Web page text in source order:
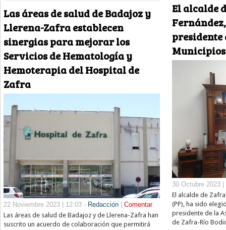
Las áreas de salud de Badajoz y
Llerena-Zafra establecen
sinergias para mejorar los
Servicios de Hematología y
Hemoterapia del Hospital de
Zafra
22 Noviembre 2023 | 12:03 - Redacción| Comentar
Las áreas de salud de Badajoz y de Llerena-Zafra han
suscrito un acuerdo de colaboración que permitirá
El alcalde
presidente
30 Octubre 2023
El alcalde de
(PP), ha sido
presidente de la
de Zafra-Río